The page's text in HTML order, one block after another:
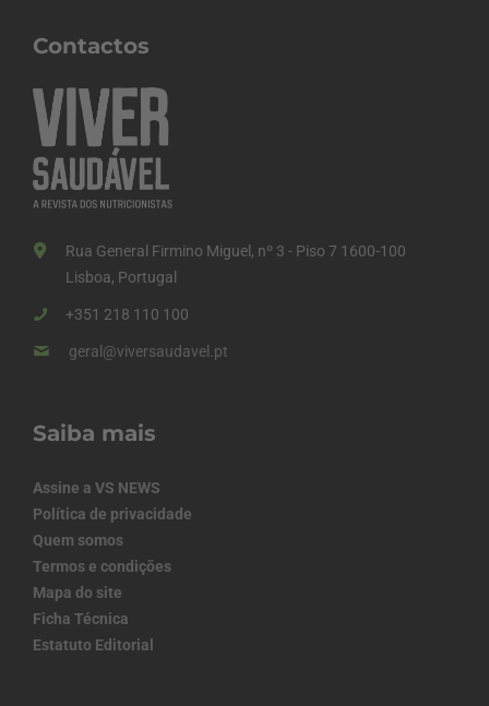
Contactos
Rua General Firmino Miguel, nº 3 - Piso 7 1600-100
Lisboa, Portugal
+351 218 110 100
geral@viversaudavel.pt
Saiba mais
Assine a VS NEWS
Política de privacidade
Quem somos
Termos e condições
Mapa do site
Ficha Técnica
Estatuto Editorial